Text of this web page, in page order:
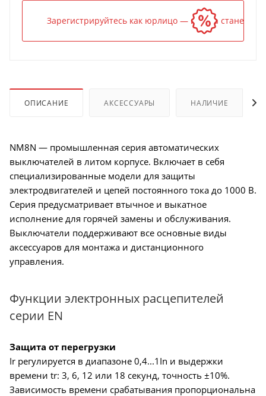
Зарегистрируйтесь как юрлицо — и цена станет
ОПИСАНИЕ АКСЕССУАРЫ НАЛИЧИЕ
NM8N — промышленная серия автоматических
выключателей в литом корпусе. Включает в себя
специализированные модели для защиты
электродвигателей и цепей постоянного тока до 1000 В.
Серия предусматривает втычное и выкатное
исполнение для горячей замены и обслуживания.
Выключатели поддерживают все основные виды
аксессуаров для монтажа и дистанционного
управления.
Функции электронных расцепителей
серии EN
Защита от перегрузки
Ir регулируется в диапазоне 0,4...1In и выдержки
времени tr: 3, 6, 12 или 18 секунд, точность ±10%.
Зависимость времени срабатывания пропорциональна